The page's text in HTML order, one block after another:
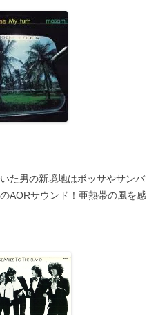
た男の新境地はボッサやサンバ
AORサウンド！亜熱帯の風を感